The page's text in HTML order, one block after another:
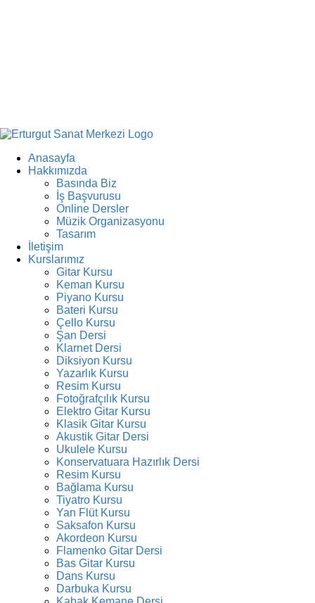
Anasayfa
Hakkımızda
Basında Biz
İş Başvurusu
Online Dersler
Müzik Organizasyonu
Tasarım
İletişim
Kurslarımız
Gitar Kursu
Keman Kursu
Piyano Kursu
Bateri Kursu
Çello Kursu
Şan Dersi
Klarnet Dersi
Diksiyon Kursu
Yazarlık Kursu
Resim Kursu
Fotoğrafçılık Kursu
Elektro Gitar Kursu
Klasik Gitar Kursu
Akustik Gitar Dersi
Ukulele Kursu
Konservatuara Hazırlık Dersi
Resim Kursu
Bağlama Kursu
Tiyatro Kursu
Yan Flüt Kursu
Saksafon Kursu
Akordeon Kursu
Flamenko Gitar Dersi
Bas Gitar Kursu
Dans Kursu
Darbuka Kursu